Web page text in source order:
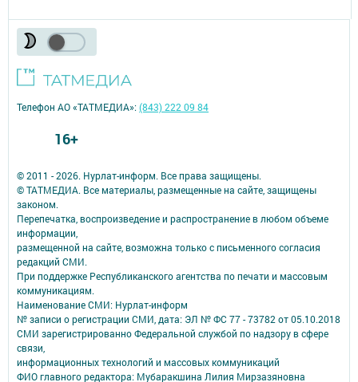
© 2011 - 2026. Нурлат-⁠информ. Все права защищены.
© ТАТМЕДИА. Все материалы, размещенные на сайте, защищены
законом.
Перепечатка, воспроизведение и распространение в любом объеме
информации,
размещенной на сайте, возможна только с письменного согласия
редакций СМИ.
При поддержке Республиканского агентства по печати и массовым
коммуникациям.
Наименование СМИ: Нурлат-⁠информ
№ записи о регистрации СМИ, дата: ЭЛ № ФС 77 -⁠ 73782 от 05.10.2018
СМИ зарегистрированно Федеральной службой по надзору в сфере
связи,
информационных технологий и массовых коммуникаций
ФИО главного редактора: Мубаракшина Лилия Мирзазяновна
Телефон АО «ТАТМЕДИА»:(843) 222 09 84
16+